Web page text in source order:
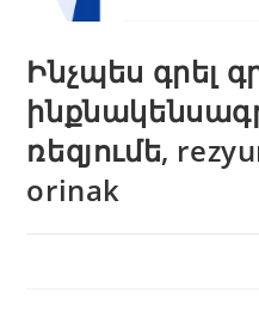
Ինչպես գրել
ռեզյումե,
orinak